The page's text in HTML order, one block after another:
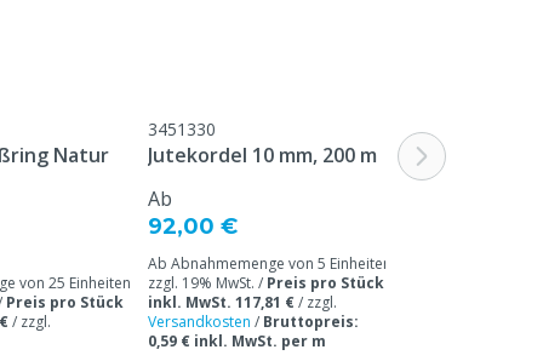
Natur
von 25 Einheiten
Preis pro Stück
/ zzgl.
3451330
Jutekordel 10 mm, 200 m
Ab
92,00 €
Ab Abnahmemenge von 5 Einheiten /
zzgl. 19% MwSt. / Preis pro Stück
inkl. MwSt. 117,81 €/ zzgl.
Versandkosten / Bruttopreis:
0,59 € inkl. MwSt. per m
M3409711
Easyfix-